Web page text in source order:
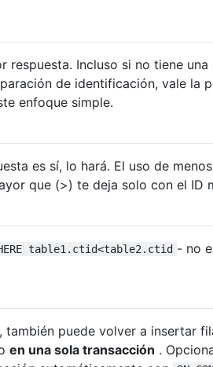
respuesta. Incluso si no tiene
de identificación, vale la
enfoque simple.
es sí, lo hará. El uso de
que (>) te deja solo con el ID
table1.ctid<table2.ctid - no
también puede volver a insertar
en una sola transacción .